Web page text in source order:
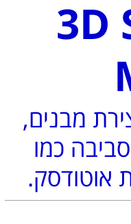
3D
מבנים,
כמו
אוטודסק.